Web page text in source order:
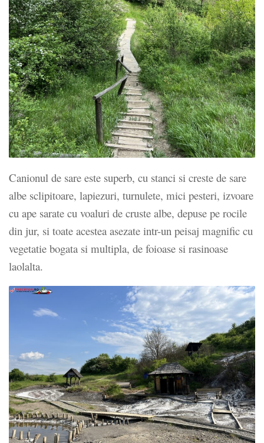
Canionul de sare este superb, cu stanci si creste de sare
albe sclipitoare, lapiezuri, turnulete, mici pesteri, izvoare
cu ape sarate cu voaluri de cruste albe, depuse pe rocile
din jur, si toate acestea asezate intr-un peisaj magnific cu
vegetatie bogata si multipla, de foioase si rasinoase
laolalta.